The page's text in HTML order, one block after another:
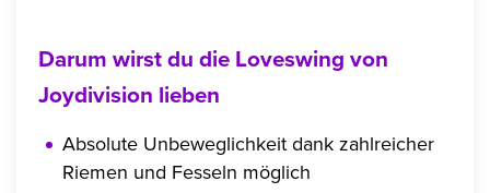
Darum wirst du die Loveswing von
Joydivision lieben
Absolute Unbeweglichkeit dank zahlreicher
Riemen und Fesseln möglich